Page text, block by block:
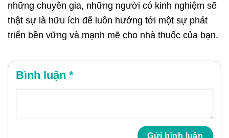
những chuyên gia, những người có kinh nghiệm sẽ
thật sự là hữu ích để luôn hướng tới một sự phát
triển bền vững và mạnh mẽ cho nhà thuốc của bạn.
Bình luận *